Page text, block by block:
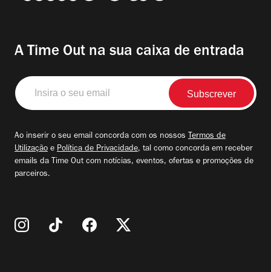
A Time Out na sua caixa de entrada
Insira
o
seu
Ao inserir o seu email concorda com os nossos Termos de
Utilização e Política de Privacidade, tal como concorda em receber
emails da Time Out com notícias, eventos, ofertas e promoções de
parceiros.